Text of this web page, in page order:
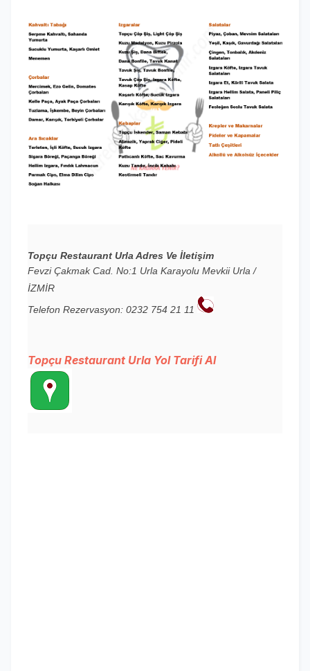
Topçu Restaurant Urla Adres Ve İletişim
Fevzi Çakmak Cad. No:1 Urla Karayolu Mevkii Urla /
İZMİR
Telefon Rezervasyon: 0232 754 21 11
Topçu Restaurant Urla Yol Tarifi Al